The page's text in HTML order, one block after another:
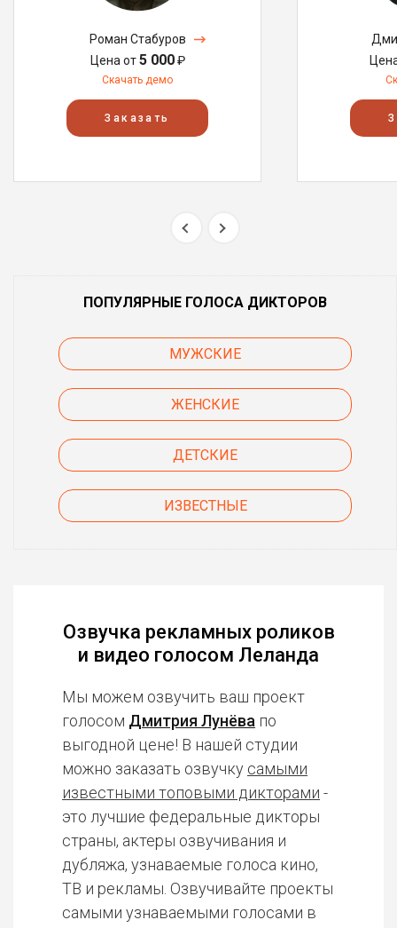
Роман Стабуров
Цена от5 000₽
Скачать демо
Заказать
ПОПУЛЯРНЫЕ ГОЛОСА ДИКТОРОВ
МУЖСКИЕ
ЖЕНСКИЕ
ДЕТСКИЕ
ИЗВЕСТНЫЕ
Озвучка рекламных роликов
и видео голосом Леланда
Мы можем озвучить ваш проект
голосом Дмитрия Лунёва по
выгодной цене! В нашей студии
можно заказать озвучку самыми
известными топовыми дикторами -
это лучшие федеральные дикторы
страны, актеры озвучивания и
дубляжа, узнаваемые голоса кино,
ТВ и рекламы. Озвучивайте проекты
самыми узнаваемыми голосами в